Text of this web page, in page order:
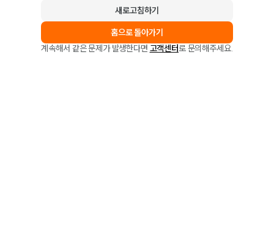
새로고침하기
홈으로 돌아가기
계속해서 같은 문제가 발생한다면 고객센터로 문의해주세요.